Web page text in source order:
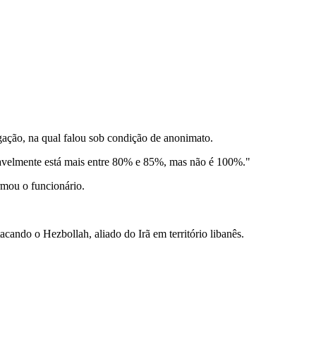
na qual falou sob condição de anonimato.
está mais entre 80% e 85%, mas não é 100%."
o funcionário.
o Hezbollah, aliado do Irã em território libanês.